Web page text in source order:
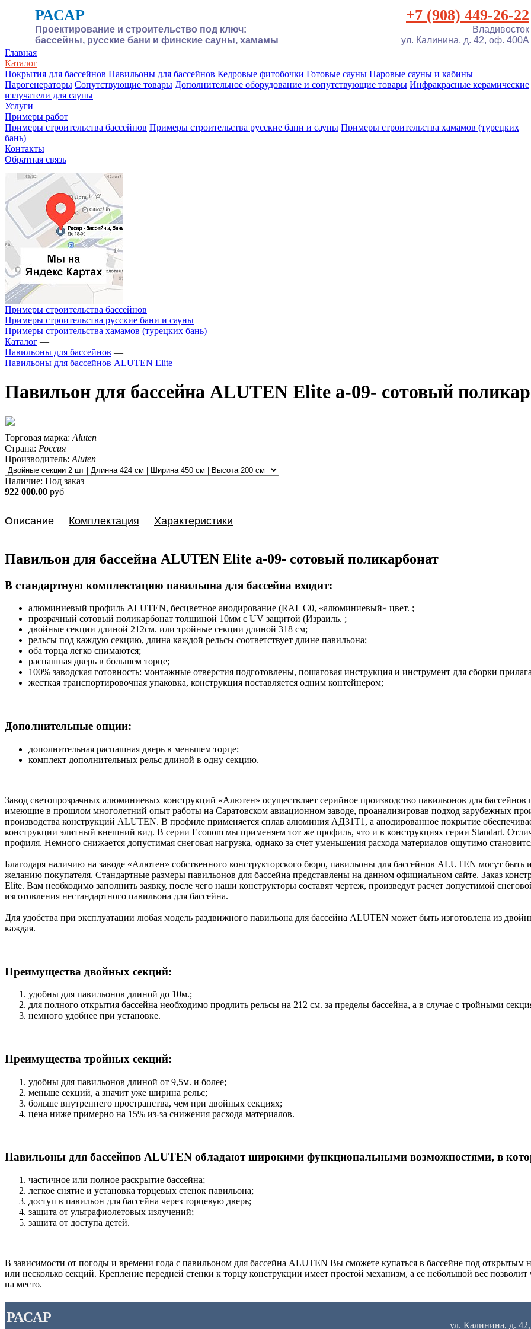
РАСАР
Проектирование и строительство под ключ:
бассейны, русские бани и финские сауны, хамамы
+7 (908) 449-26-22
Владивосток
ул. Калинина, д. 42, оф. 400А
Главная
Каталог
Покрытия для бассейнов Павильоны для бассейнов Кедровые фитобочки Готовые сауны Паровые сауны и кабины
Парогенераторы Сопутствующие товары Дополнительное оборудование и сопутствующие товары Инфракрасные керамические
излучатели для сауны
Услуги
Примеры работ
Примеры строительства бассейнов Примеры строительства русские бани и сауны Примеры строительства хамамов (турецких
бань)
Контакты
Обратная связь
Примеры строительства бассейнов
Примеры строительства русские бани и сауны
Примеры строительства хамамов (турецких бань)
Каталог —
Павильоны для бассейнов —
Павильоны для бассейнов ALUTEN Elite
Павильон для бассейна ALUTEN Elite a-09- сотовый
Торговая марка: Aluten
Страна: Россия
Производитель: Aluten
Наличие: Под заказ
922 000.00 руб
Описание Комплектация Характеристики
Павильон для бассейна ALUTEN Elite a-09- сотовый поликарбонат
В стандартную комплектацию павильона для бассейна входит:
алюминиевый профиль ALUTEN, бесцветное анодирование (RAL C0, «алюминиевый» цвет. ;
прозрачный сотовый поликарбонат толщиной 10мм с UV защитой (Израиль. ;
двойные секции длиной 212см. или тройные секции длиной 318 см;
рельсы под каждую секцию, длина каждой рельсы соответствует длине павильона;
оба торца легко снимаются;
распашная дверь в большем торце;
100% заводская готовность: монтажные отверстия подготовлены, пошаговая инструкция и инструмент для сборки
жесткая транспортировочная упаковка, конструкция поставляется одним контейнером;
Дополнительные опции:
дополнительная распашная дверь в меньшем торце;
комплект дополнительных рельс длиной в одну секцию.
Завод светопрозрачных алюминиевых конструкций «Алютен» осуществляет серийное производство павильонов для
имеющие в прошлом многолетний опыт работы на Саратовском авиационном заводе, проанализировав подход зарубежных
производства конструкций ALUTEN. В профиле применяется сплав алюминия АД31Т1, а анодированное покрытие
конструкции элитный внешний вид. В серии Econom мы применяем тот же профиль, что и в конструкциях серии Standart.
профиля. Немного снижается допустимая снеговая нагрузка, однако за счет уменьшения расхода материалов ощутимо
Благодаря наличию на заводе «Алютен» собственного конструкторского бюро, павильоны для бассейнов ALUTEN могут быть
желанию покупателя. Стандартные размеры павильонов для бассейна представлены на данном официальном сайте. Заказ
Elite. Вам необходимо заполнить заявку, после чего наши конструкторы составят чертеж, произведут расчет допустимой
изготовления нестандартного павильона для бассейна.
Для удобства при эксплуатации любая модель раздвижного павильона для бассейна ALUTEN может быть изготовлена из
каждая.
Преимущества двойных секций:
удобны для павильонов длиной до 10м.;
для полного открытия бассейна необходимо продлить рельсы на 212 см. за пределы бассейна, а в случае с тройными
немного удобнее при установке.
Преимущества тройных секций:
удобны для павильонов длиной от 9,5м. и более;
меньше секций, а значит уже ширина рельс;
больше внутреннего пространства, чем при двойных секциях;
цена ниже примерно на 15% из-за снижения расхода материалов.
Павильоны для бассейнов ALUTEN обладают широкими функциональными возможностями, в
частичное или полное раскрытие бассейна;
легкое снятие и установка торцевых стенок павильона;
доступ в павильон для бассейна через торцевую дверь;
защита от ультрафиолетовых излучений;
защита от доступа детей.
В зависимости от погоды и времени года с павильоном для бассейна ALUTEN Вы сможете купаться в бассейне под открытым
или несколько секций. Крепление передней стенки к торцу конструкции имеет простой механизм, а ее небольшой вес
на место.
РАСАР
ул. Калинина, д.